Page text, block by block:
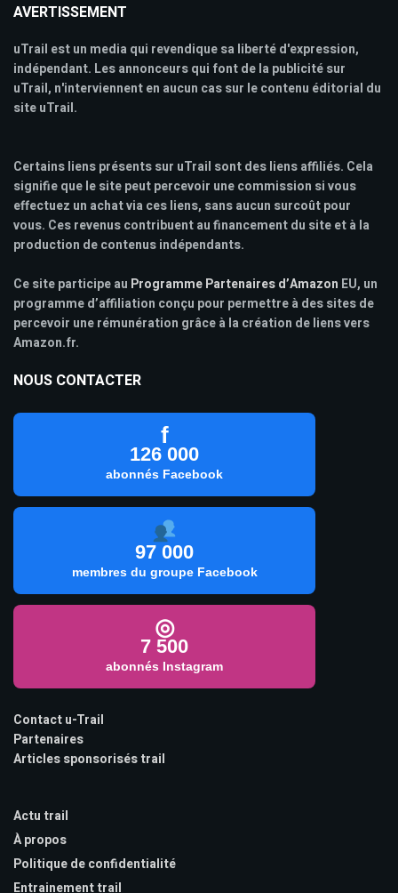
AVERTISSEMENT
uTrail est un media qui revendique sa liberté d'expression,
indépendant. Les annonceurs qui font de la publicité sur
uTrail, n'interviennent en aucun cas sur le contenu éditorial du
site uTrail.
Certains liens présents sur uTrail sont des liens affiliés. Cela
signifie que le site peut percevoir une commission si vous
effectuez un achat via ces liens, sans aucun surcoût pour
vous. Ces revenus contribuent au financement du site et à la
production de contenus indépendants.
Ce site participe au Programme Partenaires d’Amazon EU, un
programme d’affiliation conçu pour permettre à des sites de
percevoir une rémunération grâce à la création de liens vers
Amazon.fr.
NOUS CONTACTER
f
126 000
abonnés Facebook
97 000
membres du groupe Facebook
◎
7 500
abonnés Instagram
Contact u-Trail
Partenaires
Articles sponsorisés trail
Actu trail
À propos
Politique de confidentialité
Entrainement trail